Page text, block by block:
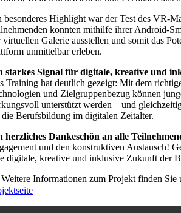
besonderes Highlight war der Test des VR-
konnten mithilfe ihrer Android-
virtuellen Galerie ausstellen und somit das
unmittelbar erleben.
starkes Signal für digitale, kreative und
Training hat deutlich gezeigt: Mit dem
und Zielgruppenbezug können
unterstützt werden – und
Berufsbildung im digitalen Zeitalter.
herzliches Dankeschön an alle
und den konstruktiven Austausch!
digitale, kreative und inklusive Zukunft der
Weitere Informationen zum Projekt finden Sie